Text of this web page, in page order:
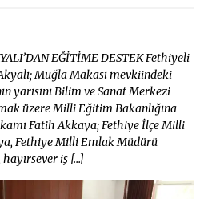
EĞİTİME DESTEK Fethiyeli
Muğla Makası mevkiindeki
yarısını Bilim ve Sanat Merkezi
üzere Milli Eğitim Bakanlığına
Fatih Akkaya; Fethiye İlçe Milli
Fethiye Milli Emlak Müdürü
iş […]